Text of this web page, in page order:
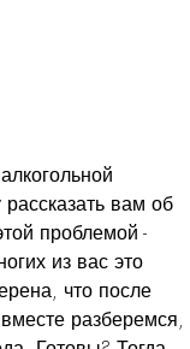
вам об
проблемой -
из вас это
что после
разберемся,